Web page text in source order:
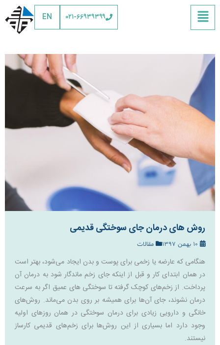
EN ۰۲۱-۶۶۹۳۹۳۹۹
روش های درمان جای سوختگی قدیمی
مقالات
هنگامی که عارضه یا زخمی برای پوست و بدن ایجاد می‌شود، بهتر است
در همان ابتدای کار و قبل از اینکه جای زخم ماندگار شود به درمان آن
پرداخت. از زخم‌های کوچک گرفته تا سوختگی های عمیق اگر به سرعت
درمان نشوند، جای آن‌ها برای همیشه بر روی بدن می‌ماند. روش‌های
خانگی و دارویی زیادی برای درمان سوختگی در همان روزهای اولیه
وجود دارد اما بسیاری از این روش‌ها برای زخم‌های قدیمی کارساز
نیستند.